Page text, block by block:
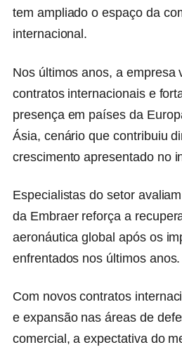
tem ampliado o espaço da
internacional.
Nos últimos anos, a empresa
contratos internacionais e
presença em países da
Ásia, cenário que contribuiu
crescimento apresentado no
Especialistas do setor
da Embraer reforça a
aeronáutica global após os
enfrentados nos últimos anos.
Com novos contratos
e expansão nas áreas de
comercial, a expectativa do